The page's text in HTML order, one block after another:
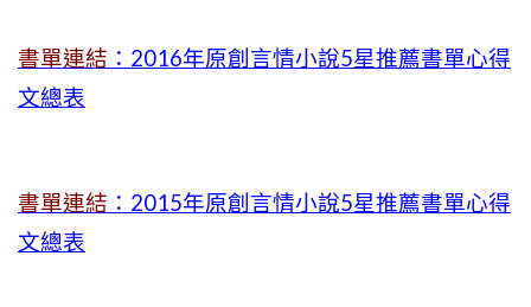
書單連結 ：2016年原創言情小說5星推薦書單心得
文總表
書單連結 ：2015年原創言情小說5星推薦書單心得
文總表